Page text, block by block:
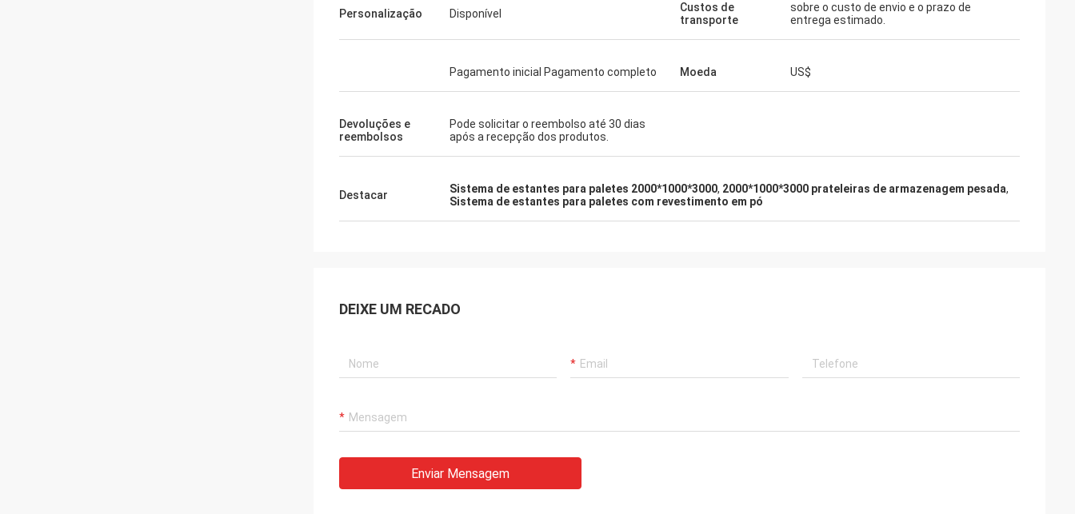
Personalização Disponível
Custos de
transporte
sobre o custo de envio e o prazo de
entrega estimado.
Pagamento inicial Pagamento completo Moeda US$
Devoluções e
reembolsos
Pode solicitar o reembolso até 30 dias
após a recepção dos produtos.
Destacar Sistema de estantes para paletes 2000*1000*3000, 2000*1000*3000 prateleiras de armazenagem pesada,
Sistema de estantes para paletes com revestimento em pó
DEIXE UM RECADO
Enviar Mensagem